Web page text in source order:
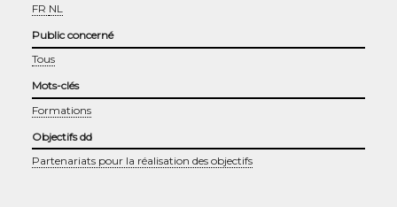
FR NL
Public concerné
Tous
Mots-clés
Formations
Objectifs dd
Partenariats pour la réalisation des objectifs